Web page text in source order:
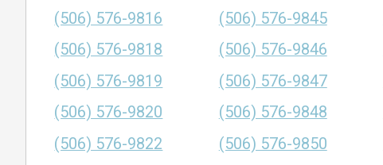
(506) 576-9816
(506) 576-9818
(506) 576-9819
(506) 576-9820
(506) 576-9822
(506) 576-9845
(506) 576-9846
(506) 576-9847
(506) 576-9848
(506) 576-9850